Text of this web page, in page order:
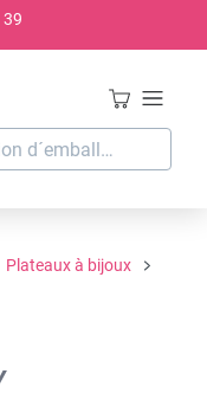
39
Plateaux à bijoux